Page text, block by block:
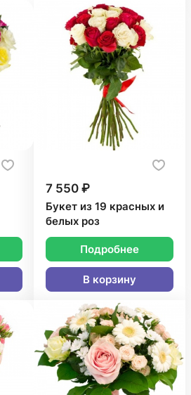
7 550 ₽
Букет из 19 красных и
белых роз
Подробнее
В корзину